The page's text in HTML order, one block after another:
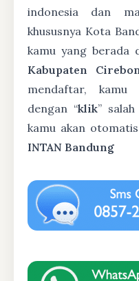
indonesia dan
khususnya Kota
kamu yang berada
Kabupaten
mendaftar, kamu
dengan “klik”
kamu akan
INTAN Bandung